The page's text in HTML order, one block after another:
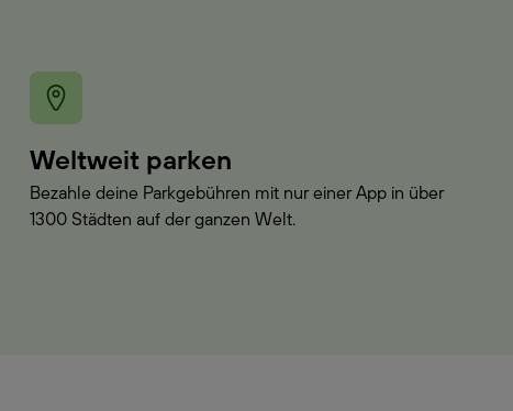
Weltweit parken
Bezahle deine Parkgebühren mit nur einer App in über
1300 Städten auf der ganzen Welt.